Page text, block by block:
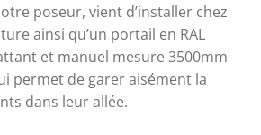
poseur, vient d’installer chez
ainsi qu’un portail en RAL
et manuel mesure 3500mm
permet de garer aisément la
dans leur allée.